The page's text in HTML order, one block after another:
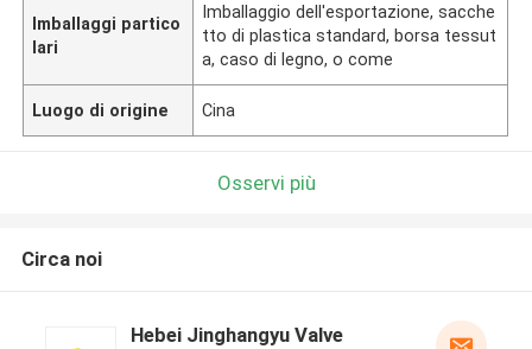
Imballaggi partico
lari
Imballaggio dell'esportazione, sacche
tto di plastica standard, borsa tessut
a, caso di legno, o come
Luogo di origine Cina
Osservi più
Circa noi
Hebei Jinghangyu Valve